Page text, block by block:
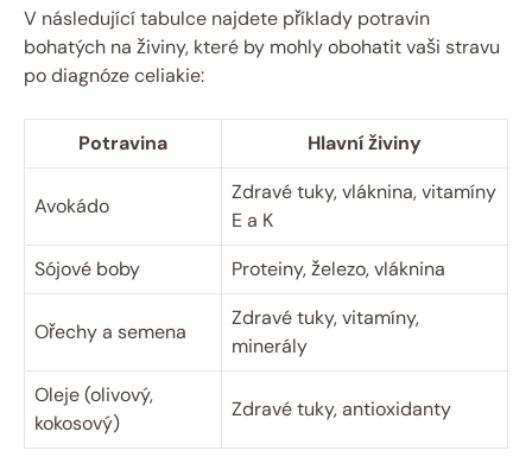
V následující tabulce ‌najdete příklady potravin
bohatých⁤ na živiny, které by mohly obohatit vaši stravu
‍po diagnóze celiakie:
Potravina Hlavní ‍živiny
Avokádo
Zdravé tuky,​ vláknina, vitamíny
‍E ⁤a K
Sójové boby
Proteiny, železo, ​vláknina
Ořechy‍ a semena
Zdravé tuky, ‌vitamíny,
minerály
Oleje ⁤(olivový,
kokosový)
Zdravé tuky, ‌antioxidanty